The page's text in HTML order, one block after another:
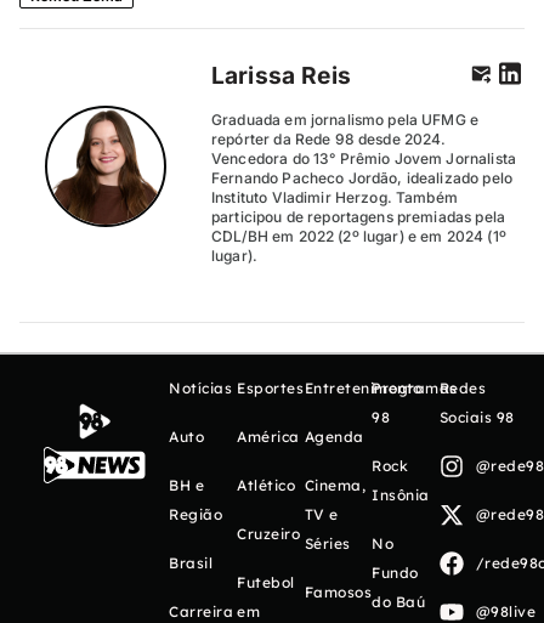
Larissa Reis
Graduada em jornalismo pela UFMG e
repórter da Rede 98 desde 2024.
Vencedora do 13° Prêmio Jovem Jornalista
Fernando Pacheco Jordão, idealizado pelo
Instituto Vladimir Herzog. Também
participou de reportagens premiadas pela
CDL/BH em 2022 (2º lugar) e em 2024 (1º
lugar).
Notícias
Auto
BH e
Região
Brasil
Carreira
Esportes
América
Atlético
Cruzeiro
Futebol
em
Entretenimento
Agenda
Cinema,
TV e
Séries
Famosos
Programas
98
Rock
Insônia
No
Fundo
do Baú
Redes
Sociais 98
/
@98live